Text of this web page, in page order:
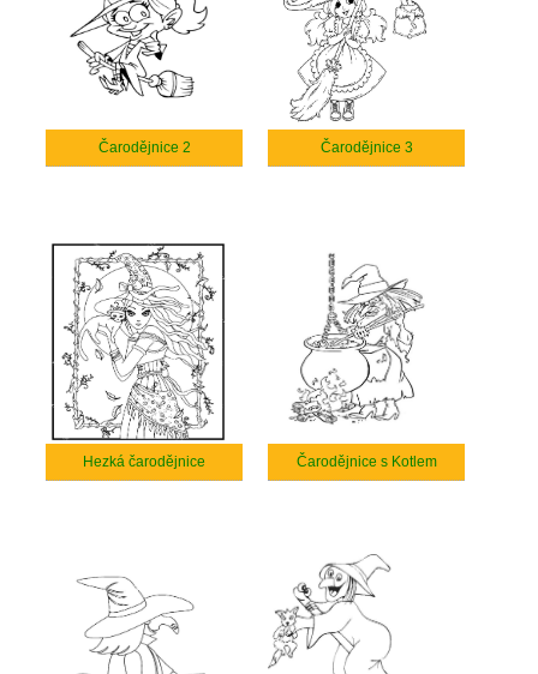
Čarodějnice 2 Čarodějnice 3
Hezká čarodějnice Čarodějnice s Kotlem